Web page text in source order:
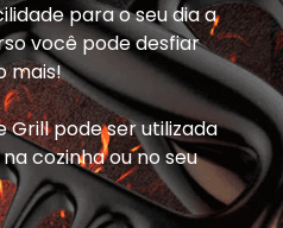
para o seu dia a
você pode desfiar
mais!
Grill pode ser utilizada
cozinha ou no seu